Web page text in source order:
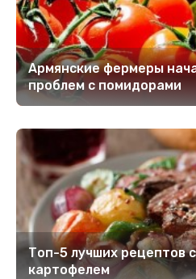
Армянские фермеры
проблем с помидорами
Топ-5 лучших рецептов
картофелем